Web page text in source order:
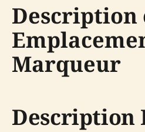
Description
Marqueur
Description